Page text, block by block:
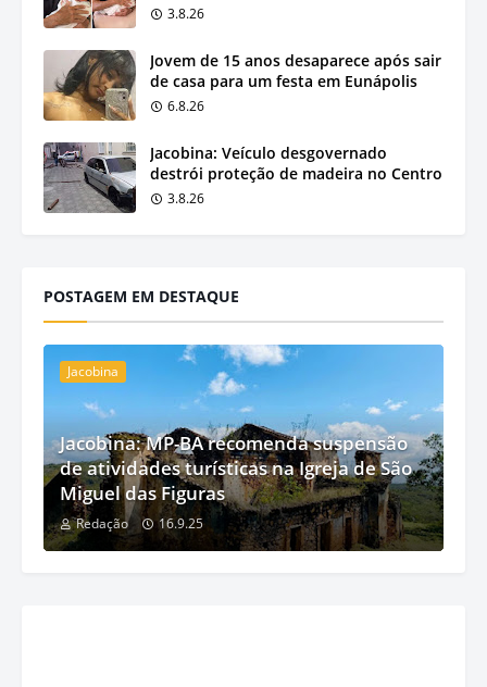
3.8.26
Jovem de 15 anos desaparece após sair
de casa para um festa em Eunápolis
6.8.26
Jacobina: Veículo desgovernado
destrói proteção de madeira no Centro
3.8.26
POSTAGEM EM DESTAQUE
Jacobina
Jacobina: MP-BA recomenda suspensão
de atividades turísticas na Igreja de São
Miguel das Figuras
Redação 16.9.25